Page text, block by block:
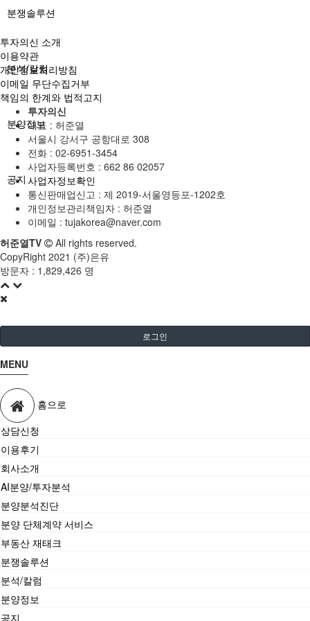
분쟁솔루션
분석/칼럼
분양정보
공지
투자의신 소개
이용약관
개인정보처리방침
이메일 무단수집거부
책임의 한계와 법적고지
투자의신
대표 : 허준열
서울시 강서구 공항대로 308
전화 : 02-6951-3454
사업자등록번호 : 662 86 02057
사업자정보확인
통신판매업신고 : 제 2019-서울영등포-1202호
개인정보관리책임자 : 허준열
이메일 : tujakorea@naver.com
허준열TV
All rights reserved.
CopyRight 2021 (주)은유
방문자 : 1,829,426 명
로그인
MENU
홈으로
상담신청
이용후기
회사소개
AI분양/투자분석
분양분석진단
분양 단체계약 서비스
부동산 재태크
분쟁솔루션
분석/칼럼
분양정보
공지